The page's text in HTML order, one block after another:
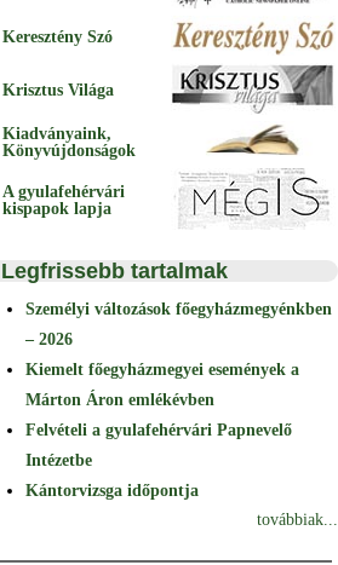
Keresztény Szó
Krisztus Világa
Kiadványaink,
Könyvújdonságok
A gyulafehérvári
kispapok lapja
Legfrissebb tartalmak
Személyi változások főegyházmegyénkben
– 2026
Kiemelt főegyházmegyei események a
Márton Áron emlékévben
Felvételi a gyulafehérvári Papnevelő
Intézetbe
Kántorvizsga időpontja
továbbiak...